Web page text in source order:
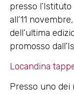
presso
all’11
dell’ultima
promosso
Locandina
Presso uno dei